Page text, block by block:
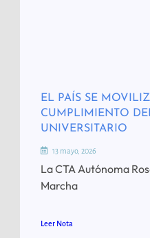
EL PAÍS SE
CUMPLIMIENTO
UNIVERSITARIO
13 mayo, 2026
La CTA Autónoma
Marcha
Leer Nota